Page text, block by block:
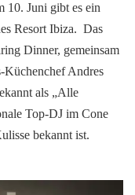
10. Juni gibt es ein
Resort Ibiza. Das
Dinner, gemeinsam
Küchenchef Andres
als „Alle
Top-DJ im Cone
bekannt ist.